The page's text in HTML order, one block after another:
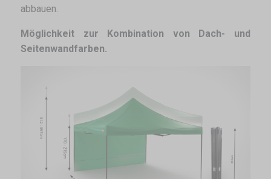
abbauen.
Möglichkeit zur Kombination von Dach- und
Seitenwandfarben.